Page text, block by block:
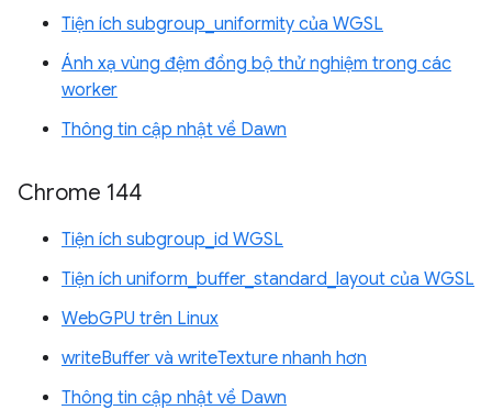
Tiện ích subgroup_uniformity của WGSL
Ánh xạ vùng đệm đồng bộ thử nghiệm trong các
worker
Thông tin cập nhật về Dawn
Chrome 144
Tiện ích subgroup_id WGSL
Tiện ích uniform_buffer_standard_layout của WGSL
WebGPU trên Linux
writeBuffer và writeTexture nhanh hơn
Thông tin cập nhật về Dawn